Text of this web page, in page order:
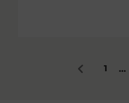
Zurück
1 ...